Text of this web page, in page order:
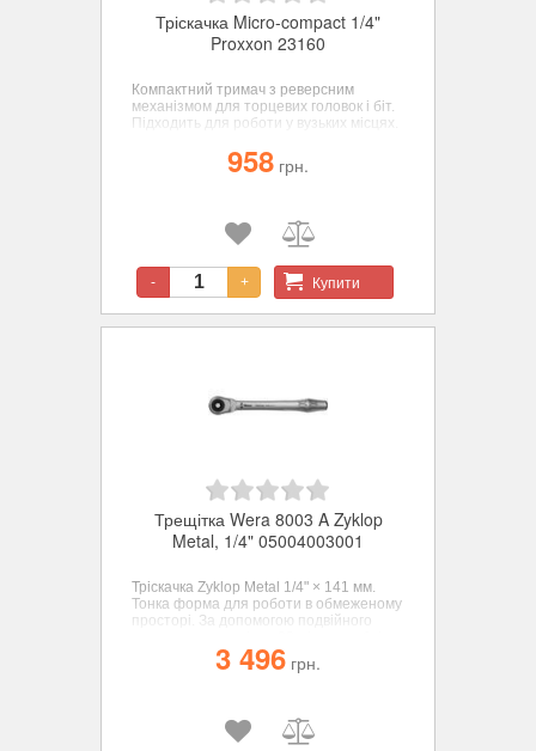
Тріскачка Micro-compact 1/4"
Proxxon 23160
Компактний тримач з реверсним
механізмом для торцевих головок і біт.
Підходить для роботи у вузьких місцях.
958 грн.
- + Купити
Трещітка Wera 8003 A Zyklop
Metal, 1/4" 05004003001
Тріскачка Zyklop Metal 1/4" × 141 мм.
Тонка форма для роботи в обмеженому
просторі. За допомогою подвійного
перетворюються в тонку конструкцію з
76 дрібних зубців з кутом повернення
квадрата, який не випадає, а також
забезпечує функцію надійного
3 496 грн.